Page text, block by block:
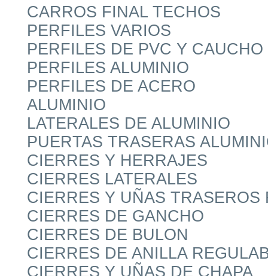
CARROS FINAL TECHOS
PERFILES VARIOS
PERFILES DE PVC Y CAUCHO
PERFILES ALUMINIO
PERFILES DE ACERO
ALUMINIO
LATERALES DE ALUMINIO
PUERTAS TRASERAS
CIERRES Y HERRAJES
CIERRES LATERALES
CIERRES Y UÑAS TRASEROS
CIERRES DE GANCHO
CIERRES DE BULON
CIERRES DE ANILLA
CIERRES Y UÑAS DE CHAPA